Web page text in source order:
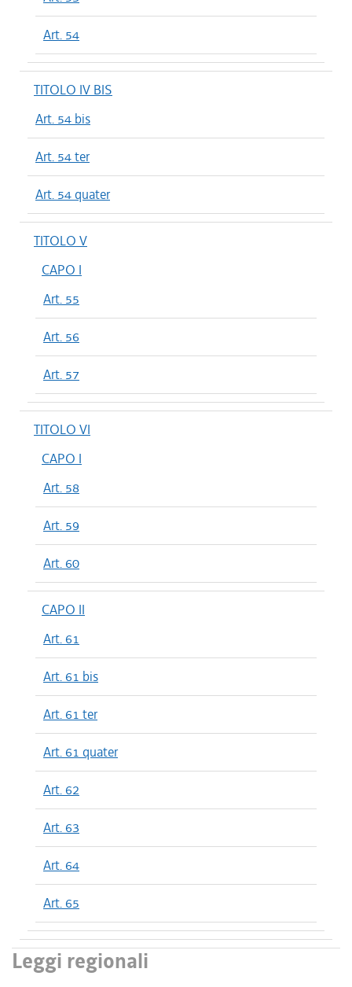
Art. 54
TITOLO IV BIS
Art. 54 bis
Art. 54 ter
Art. 54 quater
TITOLO V
CAPO I
Art. 55
Art. 56
Art. 57
TITOLO VI
CAPO I
Art. 58
Art. 59
Art. 60
CAPO II
Art. 61
Art. 61 bis
Art. 61 ter
Art. 61 quater
Art. 62
Art. 63
Art. 64
Art. 65
Leggi regionali